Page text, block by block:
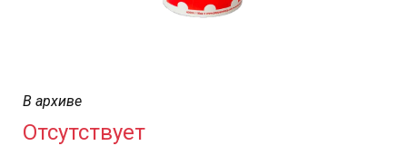
В архиве
Отсутствует